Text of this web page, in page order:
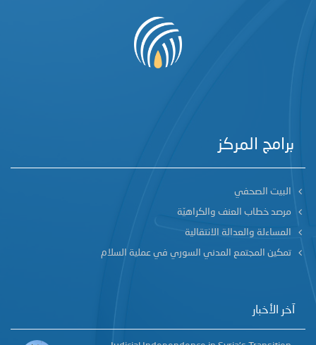
برامج المركز
البيت الصحفي
مرصد خطاب العنف والكراهيّة
المساءلة والعدالة الانتقالية
تمكين المجتمع المدني السوري في عملية السلام
آخر الأخبار